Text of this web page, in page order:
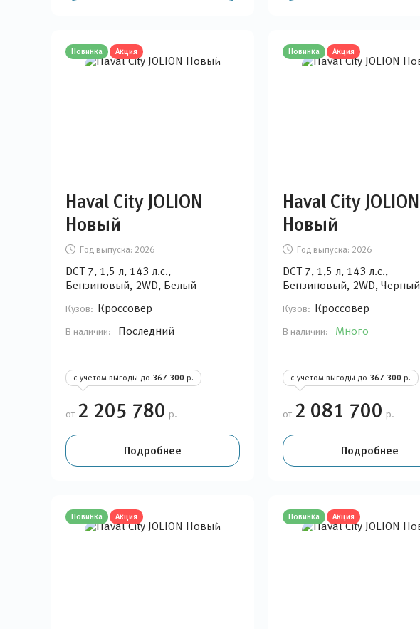
Новинка Акция
Haval City JOLION
Новый
Год выпуска: 2026
DCT 7, 1,5 л, 143 л.с.,
Бензиновый, 2WD, Белый
Кузов: Кроссовер
В наличии: Последний
с учетом выгоды до 367 300 р.
от 2 205 780 р.
Подробнее
Новинка Акция
Haval City JOLION
Новый
Год выпуска: 2026
DCT 7, 1,5 л, 143 л.с.,
Бензиновый, 2WD, Черный
Кузов: Кроссовер
В наличии: Много
с учетом выгоды до 367 300 р.
от 2 081 700 р.
Подробнее
Новинка Акция Новинка Акция